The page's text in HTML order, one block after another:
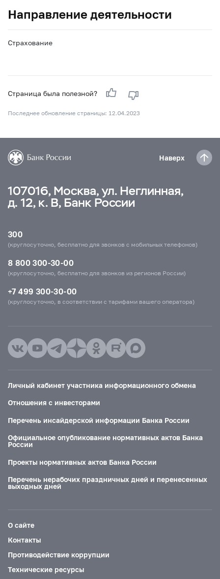
Направление деятельности
Страхование
Страница была полезной?
Последнее обновление страницы: 12.04.2023
Наверх
107016, Москва, ул. Неглинная,
д. 12, к. В, Банк России
300
(круглосуточно, бесплатно для звонков с мобильных телефонов)
8 800 300-30-00
(круглосуточно, бесплатно для звонков из регионов России)
+7 499 300-30-00
(круглосуточно, в соответствии с тарифами вашего оператора)
Личный кабинет участника информационного обмена
Отношения с инвесторами
Перечень инсайдерской информации Банка России
Официальное опубликование нормативных актов Банка
России
Проекты нормативных актов Банка России
Перечень нерабочих праздничных дней и перенесенных
выходных дней
О сайте
Контакты
Противодействие коррупции
Технические ресурсы